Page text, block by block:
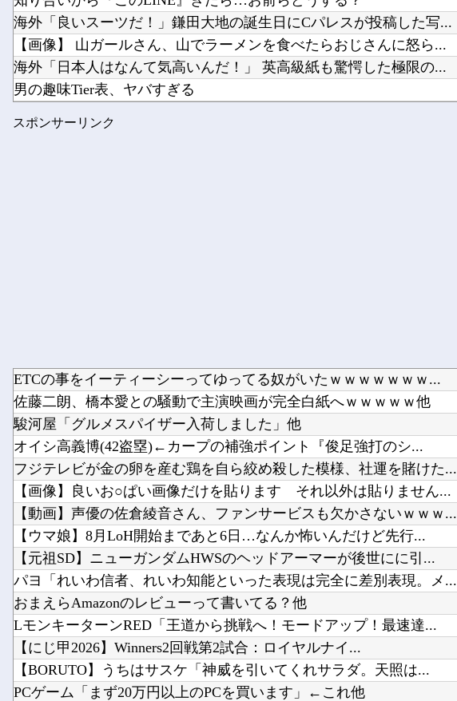
海外「良いスーツだ！」鎌田大地の誕生日にCパレスが投稿した写...
【画像】 山ガールさん、山でラーメンを食べたらおじさんに怒ら...
海外「日本人はなんて気高いんだ！」 英高級紙も驚愕した極限の...
男の趣味Tier表、ヤバすぎる
もう先が長くないと20代で宣告された友達A。「会いに来てほし...
スポンサーリンク
ETCの事をイーティーシーってゆってる奴がいたｗｗｗｗｗｗｗ...
佐藤二朗、橋本愛との騒動で主演映画が完全白紙へｗｗｗｗｗ他
駿河屋「グルメスパイザー入荷しました」他
オイシ高義博(42盗塁)←カープの補強ポイント『俊足強打のシ...
フジテレビが金の卵を産む鶏を自ら絞め殺した模様、社運を賭けた...
【画像】良いお○ぱい画像だけを貼ります それ以外は貼りません...
【動画】声優の佐倉綾音さん、ファンサービスも欠かさないｗｗｗ...
【ウマ娘】8月LoH開始まであと6日…なんか怖いんだけど先行...
【元祖SD】ニューガンダムHWSのヘッドアーマーが後世にに引...
パヨ「れいわ信者、れいわ知能といった表現は完全に差別表現。メ...
おまえらAmazonのレビューって書いてる？他
LモンキーターンRED「王道から挑戦へ！モードアップ！最速達...
【にじ甲2026】Winners2回戦第2試合：ロイヤルナイ...
【BORUTO】うちはサスケ「神威を引いてくれサラダ。天照は...
PCゲーム「まず20万円以上のPCを買います」←これ他